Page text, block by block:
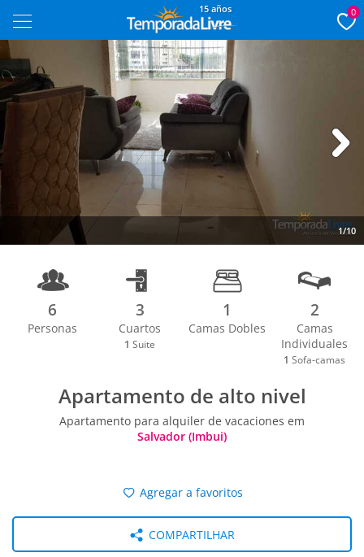
15 años 0
1/10
6
Personas
3
Cuartos
1 Suite
1
Camas Dobles
2
Camas
Individuales
1 Sofa-camas
Apartamento de alto nivel
Apartamento para alquiler de vacaciones em
Salvador (Imbui)
Agregar a favoritos
COMPARTILHAR